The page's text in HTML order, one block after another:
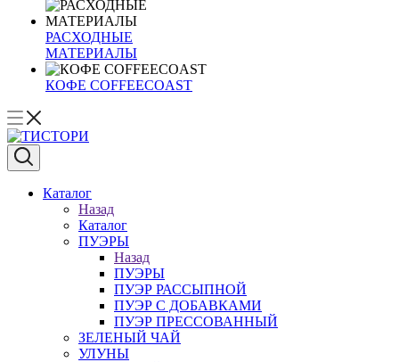
РАСХОДНЫЕ
МАТЕРИАЛЫ
КОФЕ COFFEECOAST
Каталог
Назад
Каталог
ПУЭРЫ
Назад
ПУЭРЫ
ПУЭР РАССЫПНОЙ
ПУЭР С ДОБАВКАМИ
ПУЭР ПРЕССОВАННЫЙ
ЗЕЛЕНЫЙ ЧАЙ
УЛУНЫ